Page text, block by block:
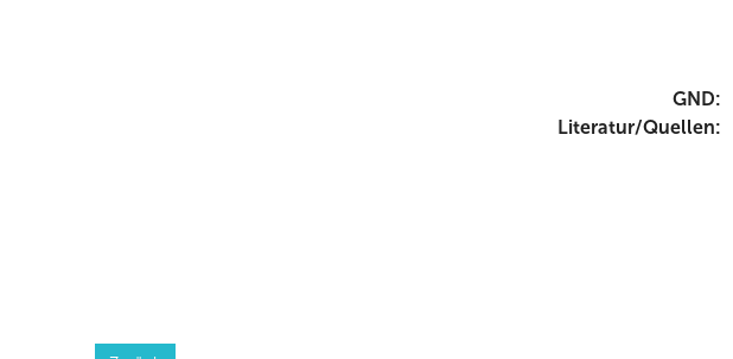
GND:
Literatur/Quellen: